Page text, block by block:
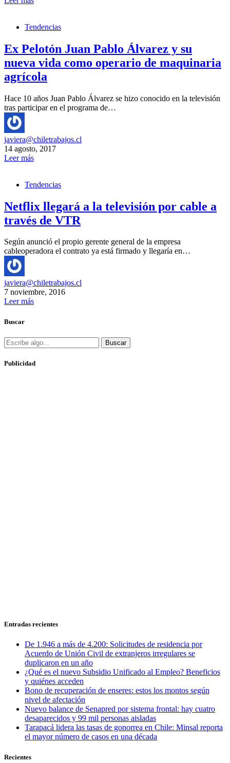
Tendencias
Ex Pelotón Juan Pablo Álvarez y su
nueva vida como operario de maquinaria
agrícola
Hace 10 años Juan Pablo Álvarez se hizo conocido en la televisión
tras participar en el programa de…
javiera@chiletrabajos.cl
14 agosto, 2017
Leer más
Tendencias
Netflix llegará a la televisión por cable a
través de VTR
Según anunció el propio gerente general de la empresa
cableoperadora el contrato ya está firmado y llegaría en…
javiera@chiletrabajos.cl
7 noviembre, 2016
Leer más
Buscar
Buscar
Publicidad
Entradas recientes
De 1.946 a más de 4.200: Solicitudes de residencia por
Acuerdo de Unión Civil de extranjeros irregulares se
duplicaron en un año
¿Qué es el nuevo Subsidio Unificado al Empleo? Beneficios
y quiénes acceden
Bono de recuperación de enseres: estos los montos según
nivel de afectación
Nuevo balance de Senapred por sistema frontal: hay cuatro
desaparecidos y 99 mil personas aisladas
Tarapacá lidera las tasas de gonorrea en Chile: Minsal reporta
el mayor número de casos en una década
Recientes